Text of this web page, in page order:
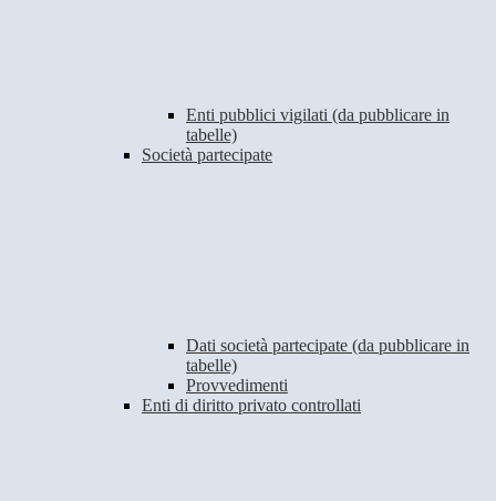
Enti pubblici vigilati (da pubblicare in
tabelle)
Società partecipate
Dati società partecipate (da pubblicare in
tabelle)
Provvedimenti
Enti di diritto privato controllati